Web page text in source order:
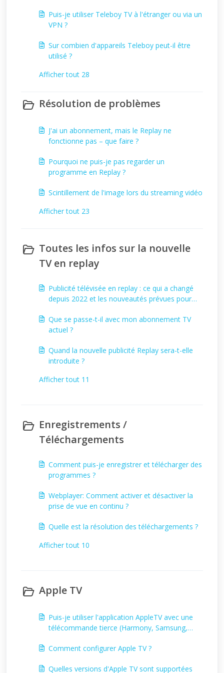
Puis-je utiliser Teleboy TV à l'étranger ou via un
VPN ?
Sur combien d'appareils Teleboy peut-il être
utilisé ?
Afficher tout 28
Résolution de problèmes
J'ai un abonnement, mais le Replay ne
fonctionne pas – que faire ?
Pourquoi ne puis-je pas regarder un
programme en Replay ?
Scintillement de l'image lors du streaming vidéo
Afficher tout 23
Toutes les infos sur la nouvelle
TV en replay
Publicité télévisée en replay : ce qui a changé
depuis 2022 et les nouveautés prévues pour
Que se passe-t-il avec mon abonnement TV
actuel ?
Quand la nouvelle publicité Replay sera-t-elle
introduite ?
Afficher tout 11
Enregistrements /
Téléchargements
Comment puis-je enregistrer et télécharger des
programmes ?
Webplayer: Comment activer et désactiver la
prise de vue en continu ?
Quelle est la résolution des téléchargements ?
Afficher tout 10
Apple TV
Puis-je utiliser l'application AppleTV avec une
télécommande tierce (Harmony, Samsung,
Comment configurer Apple TV ?
Quelles versions d'Apple TV sont supportées